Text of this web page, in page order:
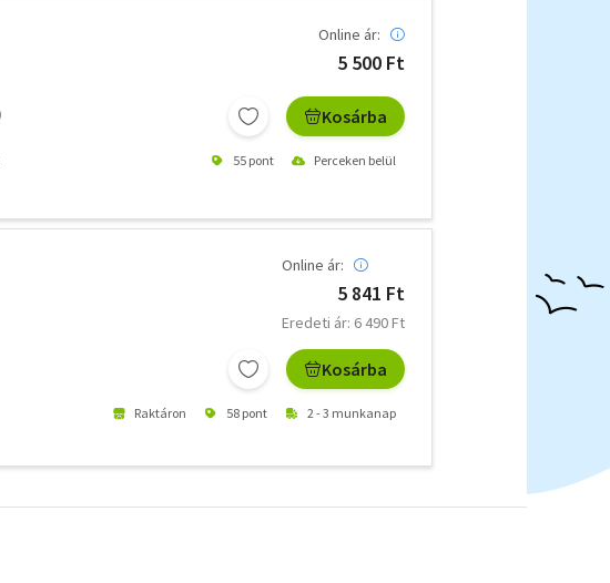
Online ár:
5 500 Ft
Kosárba
55 pont Perceken belül
Online ár:
5 841 Ft
Eredeti ár: 6 490 Ft
Kosárba
Raktáron 58 pont 2 - 3 munkanap